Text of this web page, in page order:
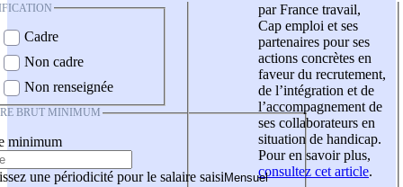
Cadre
Non cadre
Non renseignée
BRUT MINIMUM
minimum
une périodicité pour le salaire saisi
par France travail,
Cap emploi et ses
partenaires pour ses
actions concrètes en
faveur du recrutement,
de l’intégration et de
l’accompagnement de
ses collaborateurs en
situation de handicap.
Pour en savoir plus,
consultez cet article.